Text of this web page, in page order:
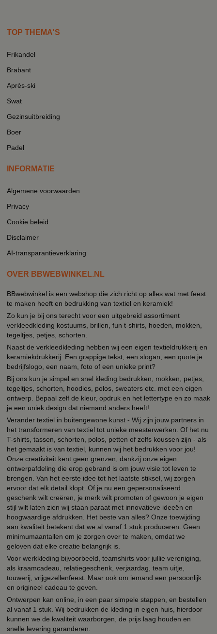
TOP THEMA'S
Frikandel
Brabant
Après-ski
Swat
Gezinsuitbreiding
Boer
Padel
INFORMATIE
Algemene voorwaarden
Privacy
Cookie beleid
Disclaimer
AI-transparantieverklaring
OVER BBWEBWINKEL.NL
BBwebwinkel is een webshop die zich richt op alles wat met feest
te maken heeft en bedrukking van textiel en keramiek!
Zo kun je bij ons terecht voor een uitgebreid assortiment
verkleedkleding kostuums, brillen, fun t-shirts, hoeden, mokken,
tegeltjes, petjes, schorten.
Naast de verkleedkleding hebben wij een eigen textieldrukkerij en
keramiekdrukkerij. Een grappige tekst, een slogan, een quote je
bedrijfslogo, een naam, foto of een unieke print?
Bij ons kun je simpel en snel kleding bedrukken, mokken, petjes,
tegeltjes, schorten, hoodies, polos, sweaters etc. met een eigen
ontwerp. Bepaal zelf de kleur, opdruk en het lettertype en zo maak
je een uniek design dat niemand anders heeft!
Verander textiel in buitengewone kunst - Wij zijn jouw partners in
het transformeren van textiel tot unieke meesterwerken. Of het nu
T-shirts, tassen, schorten, polos, petten of zelfs koussen zijn - als
het gemaakt is van textiel, kunnen wij het bedrukken voor jou!
Onze creativiteit kent geen grenzen, dankzij onze eigen
ontwerpafdeling die erop gebrand is om jouw visie tot leven te
brengen. Van het eerste idee tot het laatste stiksel, wij zorgen
ervoor dat elk detail klopt. Of je nu een gepersonaliseerd
geschenk wilt creëren, je merk wilt promoten of gewoon je eigen
stijl wilt laten zien wij staan paraat met innovatieve ideeën en
hoogwaardige afdrukken. Het beste van alles? Onze toewijding
aan kwaliteit betekent dat we al vanaf 1 stuk produceren. Geen
minimumaantallen om je zorgen over te maken, omdat we
geloven dat elke creatie belangrijk is.
Voor werkkleding bijvoorbeeld, teamshirts voor jullie vereniging,
als kraamcadeau, relatiegeschenk, verjaardag, team uitje,
touwerij, vrijgezellenfeest. Maar ook om iemand een persoonlijk
en origineel cadeau te geven.
Ontwerpen kan online, in een paar simpele stappen, en bestellen
al vanaf 1 stuk. Wij bedrukken de kleding in eigen huis, hierdoor
kunnen we de kwaliteit waarborgen, de prijs laag houden en
snelle levering garanderen.